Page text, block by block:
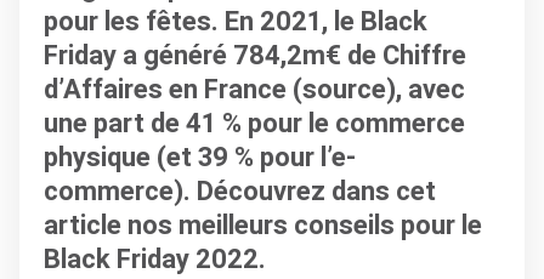
pour les fêtes. En 2021, le Black
Friday a généré 784,2m€ de Chiffre
d’Affaires en France (source), avec
une part de 41 % pour le commerce
physique (et 39 % pour l’e-
commerce). Découvrez dans cet
article nos meilleurs conseils pour le
Black Friday 2022.